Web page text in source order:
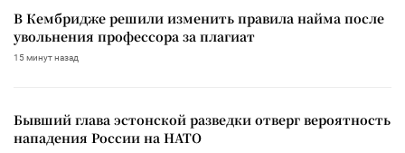
В Кембридже решили изменить правила найма после
увольнения профессора за плагиат
15 минут назад
Бывший глава эстонской разведки отверг вероятность
нападения России на НАТО